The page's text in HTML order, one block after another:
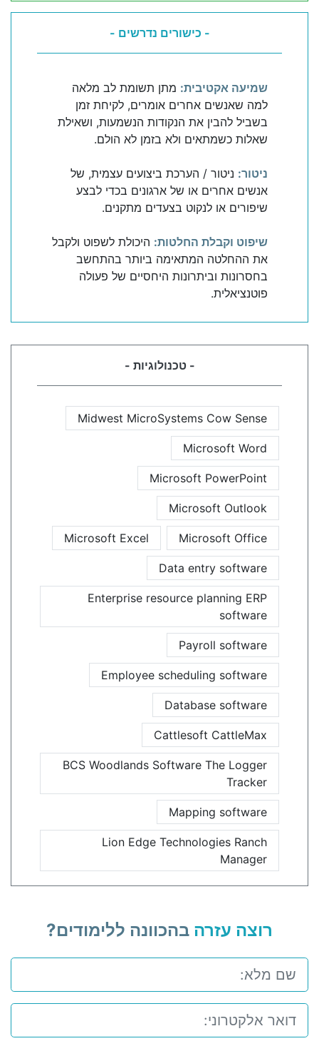
- כישורים נדרשים -
שמיעה אקטיבית: מתן תשומת לב מלאה
למה שאנשים אחרים אומרים, לקיחת זמן
בשביל להבין את הנקודות הנשמעות, ושאילת
שאלות כשמתאים ולא בזמן לא הולם.
ניטור: ניטור / הערכת ביצועים עצמית, של
אנשים אחרים או של ארגונים בכדי לבצע
שיפורים או לנקוט בצעדים מתקנים.
שיפוט וקבלת החלטות: היכולת לשפוט ולקבל
את ההחלטה המתאימה ביותר בהתחשב
בחסרונות וביתרונות היחסיים של פעולה
פוטנציאלית.
- טכנולוגיות -
Midwest MicroSystems Cow Sense
Microsoft Word
Microsoft PowerPoint
Microsoft Outlook
Microsoft Office
Microsoft Excel
Data entry software
Enterprise resource planning ERP
software
Payroll software
Employee scheduling software
Database software
Cattlesoft CattleMax
BCS Woodlands Software The Logger
Tracker
Mapping software
Lion Edge Technologies Ranch
Manager
רוצה עזרה בהכוונה ללימודים?